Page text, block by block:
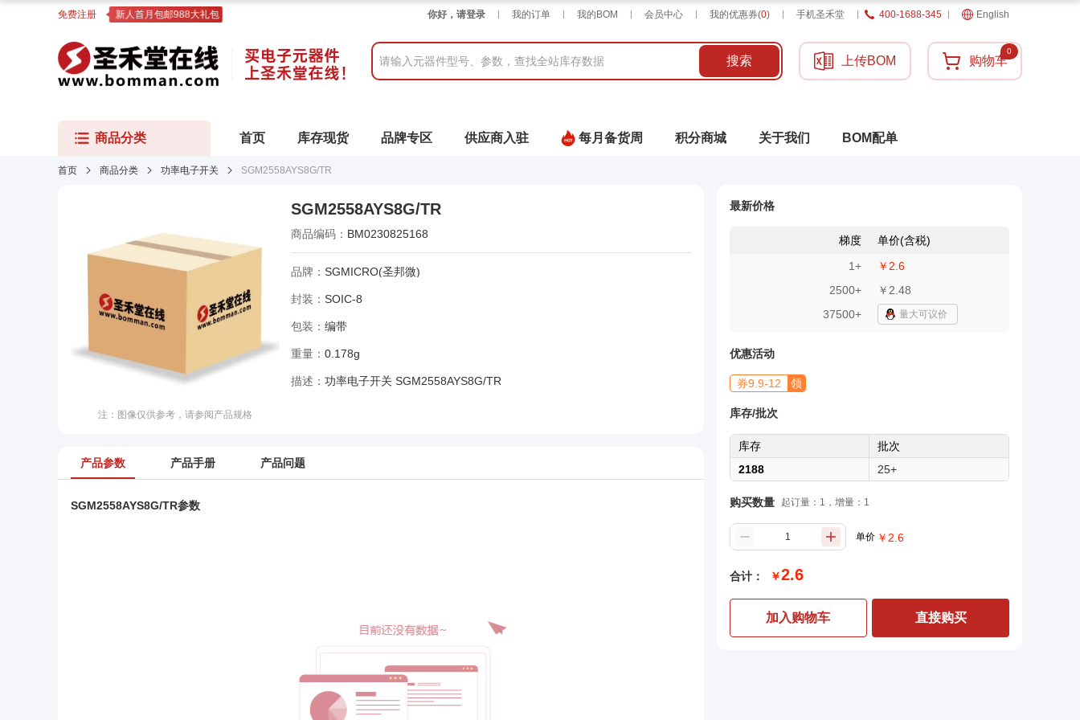
免费注册 新人首月包邮988大礼包 你好，请登录 我的订单 我的BOM 会员中心 我的优惠券(0) 手机圣禾堂 400-1688-345 English
搜索 上传BOM 购物车
0
商品分类 首页 库存现货 品牌专区 供应商入驻 每月备货周 积分商城 关于我们 BOM配单
首页 商品分类 功率电子开关 SGM2558AYS8G/TR
注：图像仅供参考，请参阅产品规格
SGM2558AYS8G/TR
商品编码： BM0230825168
品牌： SGMICRO(圣邦微)
封装： SOIC-8
包装： 编带
重量： 0.178g
描述： 功率电子开关 SGM2558AYS8G/TR
产品参数 产品手册 产品问题
SGM2558AYS8G/TR参数
最新价格
梯度
单价(含税)
1+
￥2.6
2500+
￥2.48
37500+
量大可议价
优惠活动
券9.9-12 领
库存/批次
库存
批次
2188
25+
购买数量 起订量：1，增量：1
单价 ￥ 2.6
合计： ￥2.6
加入购物车 直接购买